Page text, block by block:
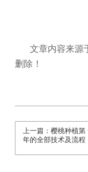
文章内容来源
删除！
上一篇：樱桃种植第
年的全部技术及流程